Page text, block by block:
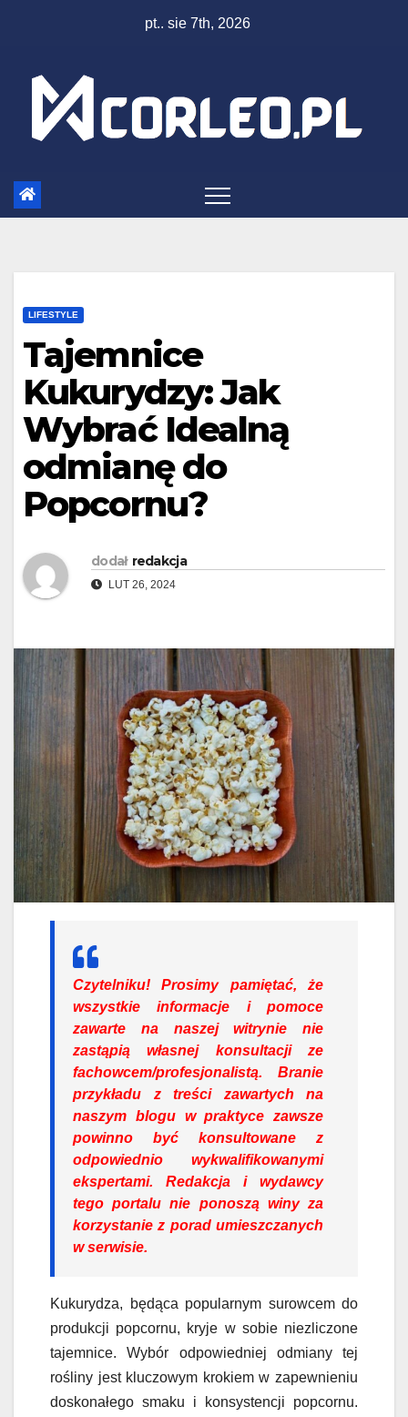
pt.. sie 7th, 2026
LIFESTYLE
Tajemnice
Kukurydzy: Jak
Wybrać Idealną
odmianę do
Popcornu?
dodał redakcja
LUT 26, 2024
Czytelniku! Prosimy pamiętać, że
wszystkie informacje i pomoce
zawarte na naszej witrynie nie
zastąpią własnej konsultacji ze
fachowcem/profesjonalistą. Branie
przykładu z treści zawartych na
naszym blogu w praktyce zawsze
powinno być konsultowane z
odpowiednio wykwalifikowanymi
ekspertami. Redakcja i wydawcy
tego portalu nie ponoszą winy za
korzystanie z porad umieszczanych
w serwisie.
Kukurydza, będąca popularnym surowcem do
produkcji popcornu, kryje w sobie niezliczone
tajemnice. Wybór odpowiedniej odmiany tej
rośliny jest kluczowym krokiem w zapewnieniu
doskonałego smaku i konsystencji popcornu.